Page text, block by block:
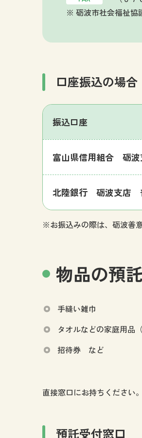
※ 砺波市社会福祉協
口座振込の場合
振込口座
富山県信用組合 砺
北陸銀行 砺波支店
※お振込みの際は、砺波善
物品の預託
手縫い雑巾
タオルなどの家庭用品
招待券 など
直接窓口にお持ちください
預託受付窓口